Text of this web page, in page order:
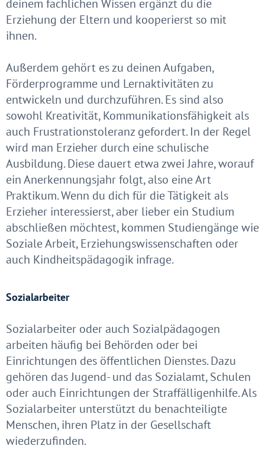
deinem fachlichen Wissen ergänzt du die
Erziehung der Eltern und kooperierst so mit
ihnen.
Außerdem gehört es zu deinen Aufgaben,
Förderprogramme und Lernaktivitäten zu
entwickeln und durchzuführen. Es sind also
sowohl Kreativität, Kommunikationsfähigkeit als
auch Frustrationstoleranz gefordert. In der Regel
wird man Erzieher durch eine schulische
Ausbildung. Diese dauert etwa zwei Jahre, worauf
ein Anerkennungsjahr folgt, also eine Art
Praktikum. Wenn du dich für die Tätigkeit als
Erzieher interessierst, aber lieber ein Studium
abschließen möchtest, kommen Studiengänge wie
Soziale Arbeit, Erziehungswissenschaften oder
auch Kindheitspädagogik infrage.
Sozialarbeiter
Sozialarbeiter oder auch Sozialpädagogen
arbeiten häufig bei Behörden oder bei
Einrichtungen des öffentlichen Dienstes. Dazu
gehören das Jugend- und das Sozialamt, Schulen
oder auch Einrichtungen der Straffälligenhilfe. Als
Sozialarbeiter unterstützt du benachteiligte
Menschen, ihren Platz in der Gesellschaft
wiederzufinden.